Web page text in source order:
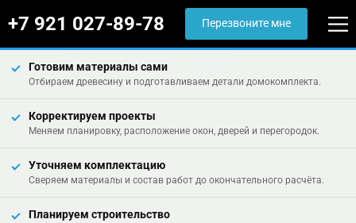
+7 921 027-89-78 Перезвоните мне
Готовим материалы сами
Отбираем древесину и подготавливаем детали домокомплекта.
Корректируем проекты
Меняем планировку, расположение окон, дверей и перегородок.
Уточняем комплектацию
Сверяем материалы и состав работ до окончательного расчёта.
Планируем строительство